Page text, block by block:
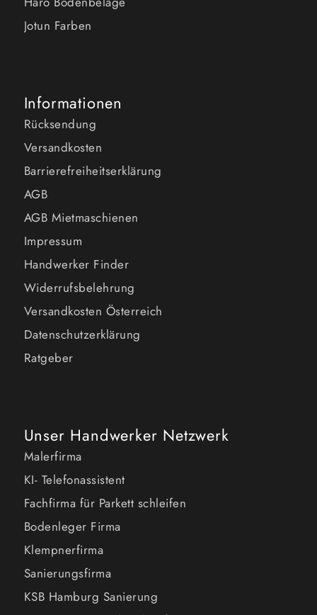
Jotun Farben
Informationen
Rücksendung
Versandkosten
Barrierefreiheitserklärung
AGB
AGB Mietmaschienen
Impressum
Handwerker Finder
Widerrufsbelehrung
Versandkosten Österreich
Datenschutzerklärung
Ratgeber
Unser Handwerker Netzwerk
Malerfirma
KI- Telefonassistent
Fachfirma für Parkett schleifen
Bodenleger Firma
Klempnerfirma
Sanierungsfirma
KSB Hamburg Sanierung